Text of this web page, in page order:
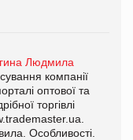
Людмила
компанії
оптової та
торгівлі
Особливості.